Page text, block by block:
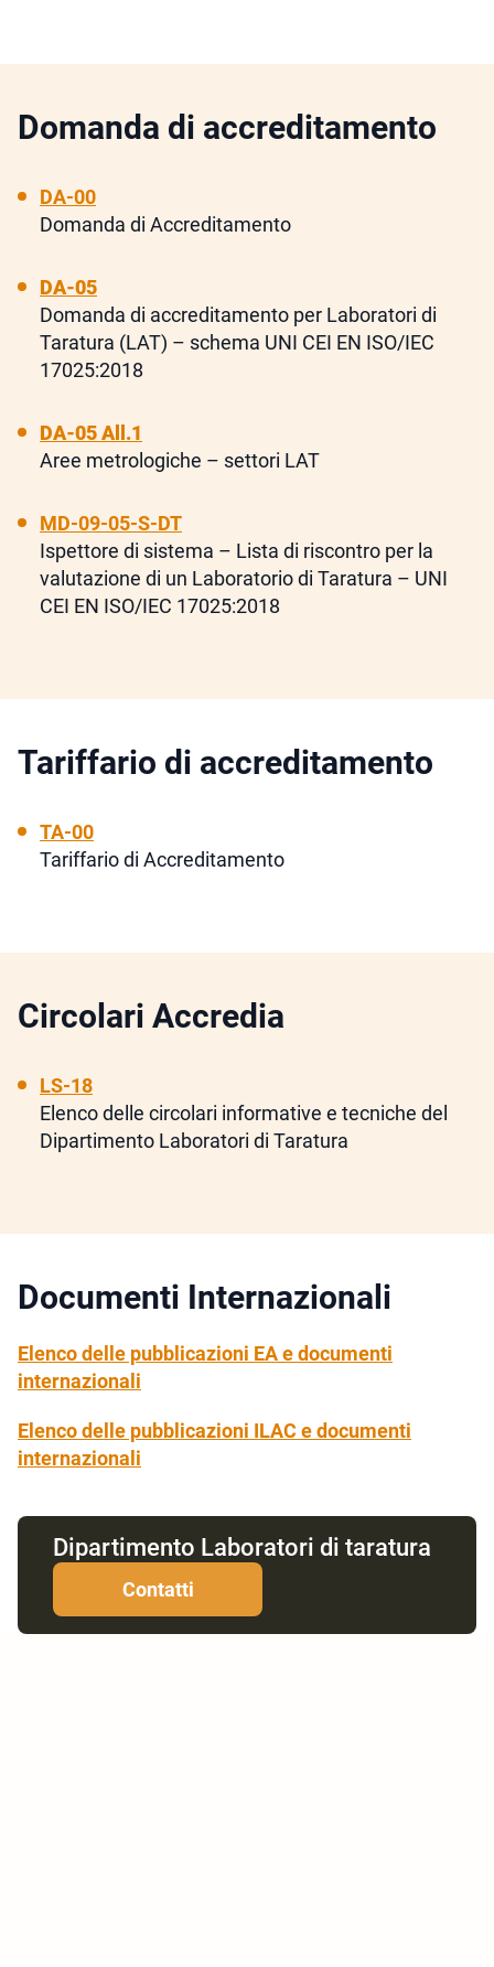
Domanda di accreditamento
DA-00
Domanda di Accreditamento
DA-05
Domanda di accreditamento per Laboratori di
Taratura (LAT) – schema UNI CEI EN ISO/IEC
17025:2018
DA-05 All.1
Aree metrologiche – settori LAT
MD-09-05-S-DT
Ispettore di sistema – Lista di riscontro per la
valutazione di un Laboratorio di Taratura – UNI
CEI EN ISO/IEC 17025:2018
Tariffario di accreditamento
TA-00
Tariffario di Accreditamento
Circolari Accredia
LS-18
Elenco delle circolari informative e tecniche del
Dipartimento Laboratori di Taratura
Documenti Internazionali
Elenco delle pubblicazioni EA e documenti
internazionali
Elenco delle pubblicazioni ILAC e documenti
internazionali
Dipartimento Laboratori di taratura
Contatti